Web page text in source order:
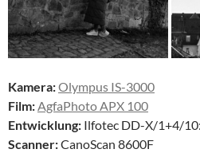
Kamera:Olympus IS-3000
Film:AgfaPhoto APX 100
Entwicklung: Ilfotec DD-X/1+4/
Scanner:CanoScan 8600F